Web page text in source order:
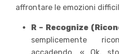
affrontare le emozioni
R – Recognize
semplicemente